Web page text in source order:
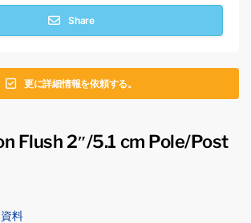
Share
更に詳細情報を依頼する。
Flush 2″/5.1 cm Pole/Post
資料